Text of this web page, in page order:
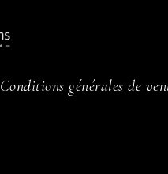
Conditions générales de